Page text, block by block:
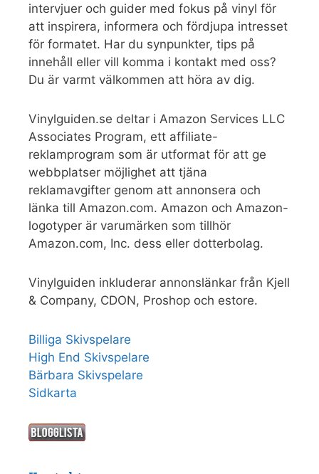
intervjuer och guider med fokus på vinyl för
att inspirera, informera och fördjupa intresset
för formatet. Har du synpunkter, tips på
innehåll eller vill komma i kontakt med oss?
Du är varmt välkommen att höra av dig.
Vinylguiden.se deltar i Amazon Services LLC
Associates Program, ett affiliate-
reklamprogram som är utformat för att ge
webbplatser möjlighet att tjäna
reklamavgifter genom att annonsera och
länka till Amazon.com. Amazon och Amazon-
logotyper är varumärken som tillhör
Amazon.com, Inc. dess eller dotterbolag.
Vinylguiden inkluderar annonslänkar från Kjell
& Company, CDON, Proshop och estore.
Billiga Skivspelare
High End Skivspelare
Bärbara Skivspelare
Sidkarta